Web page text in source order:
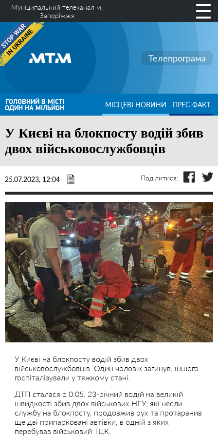
Муніципальний телеканал м.
Запоріжжя
Телепрограма
ГОЛОВНИЙ В МІСТІ
ОДИН НА МІЛЬЙОН МІСЦЕВІ НОВИНИ ПРЕС-ФАКТ
У Києві на блокпосту водій збив
двох військовослужбовців
25.07.2023, 12:04 Поділитися:
У Києві на блокпосту водій збив двох
військовослужбовців. Один чоловік загинув, іншого
госпіталізували у тяжкому стані.
ДТП сталася о 0:05. 23-річний водій на великій
швидкості збив двох військових НГУ, які несли
службу на блокпосту, продовжив рух та протаранив
ще дві припарковані автівки, в одній з яких
перебував військовий ТЦК.